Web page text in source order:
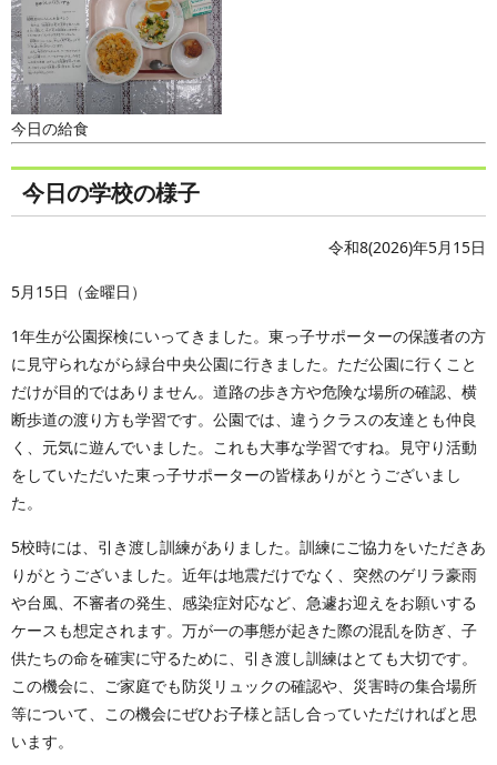
今日の給食
今日の学校の様子
令和8(2026)年5月15日
5月15日（金曜日）
1年生が公園探検にいってきました。東っ子サポーターの保護者の方
に見守られながら緑台中央公園に行きました。ただ公園に行くこと
だけが目的ではありません。道路の歩き方や危険な場所の確認、横
断歩道の渡り方も学習です。公園では、違うクラスの友達とも仲良
く、元気に遊んでいました。これも大事な学習ですね。見守り活動
をしていただいた東っ子サポーターの皆様ありがとうございまし
た。
5校時には、引き渡し訓練がありました。訓練にご協力をいただきあ
りがとうございました。近年は地震だけでなく、突然のゲリラ豪雨
や台風、不審者の発生、感染症対応など、急遽お迎えをお願いする
ケースも想定されます。万が一の事態が起きた際の混乱を防ぎ、子
供たちの命を確実に守るために、引き渡し訓練はとても大切です。
この機会に、ご家庭でも防災リュックの確認や、災害時の集合場所
等について、この機会にぜひお子様と話し合っていただければと思
います。